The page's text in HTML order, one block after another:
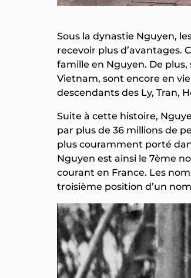
Sous la dynastie Nguyen,
recevoir plus d’avantages.
famille en Nguyen. De
Vietnam, sont encore en
descendants des Ly, Tran,
Suite à cette histoire,
par plus de 36 millions de
plus couramment porté
Nguyen est ainsi le 7ème
courant en France. Les
troisième position d’un